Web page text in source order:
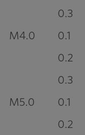
0.3
M4.0
0.1
0.2
0.3
M5.0
0.1
0.2